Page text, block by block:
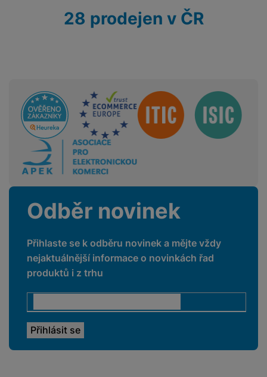
28 prodejen v ČR
Sdružení
Odběr novinek
Přihlaste se k odběru novinek a mějte vždy
nejaktuálnější informace o novinkách řad
produktů i z trhu